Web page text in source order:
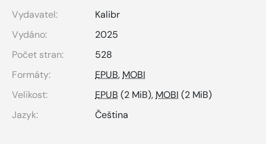
Vydavatel:
Kalibr
Vydáno:
2025
Počet stran:
528
Formáty:
EPUB, MOBI
Velikost:
EPUB (2 MiB), MOBI (2 MiB)
Jazyk:
Čeština